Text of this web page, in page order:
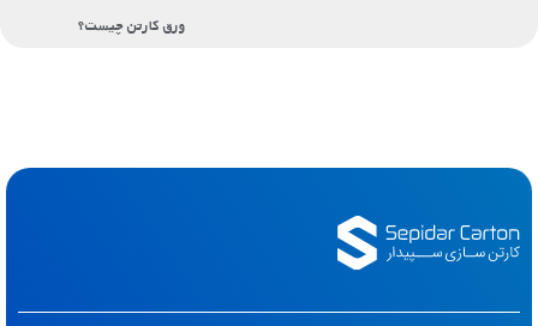
ورق کارتن چیست؟